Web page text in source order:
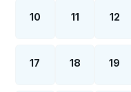
10 11 12
17 18 19